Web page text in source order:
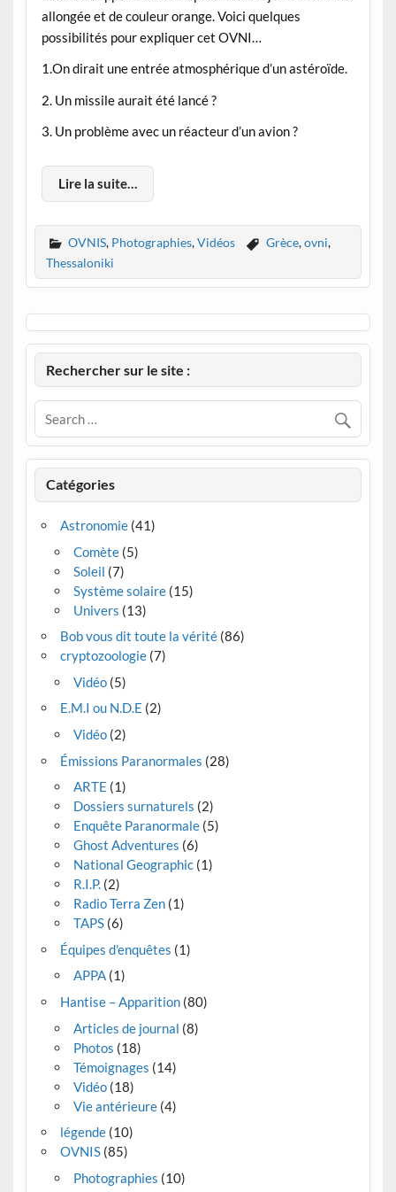
allongée et de couleur orange. Voici quelques
possibilités pour expliquer cet OVNI…
1.On dirait une entrée atmosphérique d’un astéroïde.
2. Un missile aurait été lancé ?
3. Un problème avec un réacteur d’un avion ?
Lire la suite…
OVNIS, Photographies,Vidéos Grèce,ovni,
Thessaloniki
Rechercher sur le site :
Catégories
Astronomie(41)
Comète(5)
Soleil (7)
Système solaire(15)
Univers (13)
Bob vous dit toute la vérité(86)
cryptozoologie(7)
Vidéo(5)
E.M.I ou N.D.E (2)
Vidéo(2)
Émissions Paranormales (28)
ARTE (1)
Dossiers surnaturels (2)
Enquête Paranormale(5)
Ghost Adventures (6)
National Geographic(1)
R.I.P.(2)
Radio Terra Zen(1)
TAPS(6)
Équipes d'enquêtes (1)
APPA(1)
Hantise – Apparition(80)
Articles de journal (8)
Photos (18)
Témoignages (14)
Vidéo(18)
Vie antérieure(4)
légende(10)
OVNIS(85)
Photographies (10)